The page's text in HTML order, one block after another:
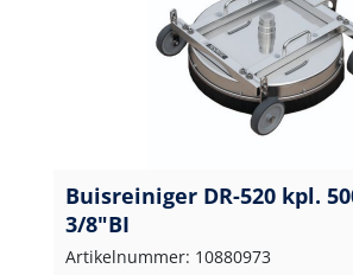
Buisreiniger DR-520 kpl.
3/8"BI
Artikelnummer: 10880973